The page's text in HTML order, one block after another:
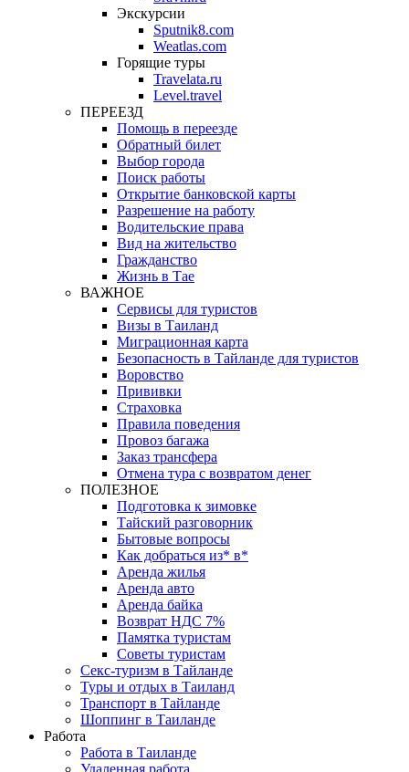
Экскурсии
Sputnik8.com
Weatlas.com
Горящие туры
Travelata.ru
Level.travel
ПЕРЕЕЗД
Помощь в переезде
Обратный билет
Выбор города
Поиск работы
Открытие банковской карты
Разрешение на работу
Водительские права
Вид на жительство
Гражданство
Жизнь в Тае
ВАЖНОЕ
Сервисы для туристов
Визы в Таиланд
Миграционная карта
Безопасность в Тайланде для туристов
Воровство
Прививки
Страховка
Правила поведения
Провоз багажа
Заказ трансфера
Отмена тура с возвратом денег
ПОЛЕЗНОЕ
Подготовка к зимовке
Тайский разговорник
Бытовые вопросы
Как добраться из* в*
Аренда жилья
Аренда авто
Аренда байка
Возврат НДС 7%
Памятка туристам
Советы туристам
Секс-туризм в Тайланде
Туры и отдых в Таиланд
Транспорт в Тайланде
Шоппинг в Таиланде
Работа
Работа в Таиланде
Удаленная работа